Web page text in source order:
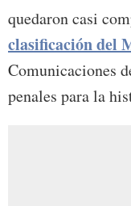
quedaron casi
clasificación del
Comunicaciones
penales para la